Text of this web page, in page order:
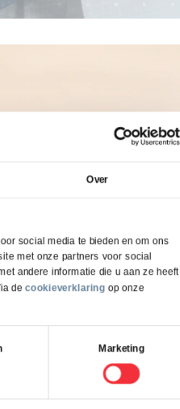
Over
social media te bieden en om ons
met onze partners voor social
andere informatie die u aan ze heeft
decookieverklaring op onze
Marketing